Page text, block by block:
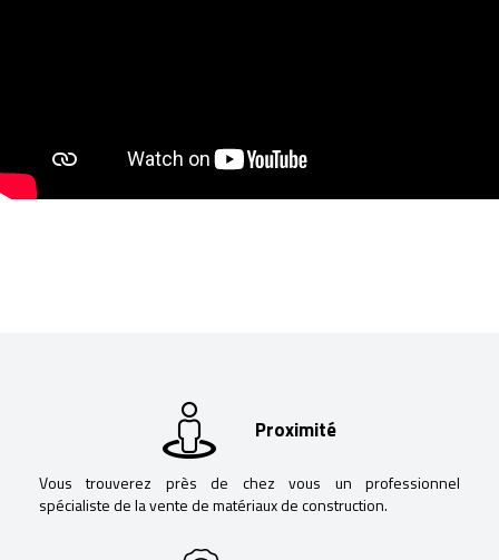
Proximité
Vous trouverez près de chez vous un professionnel
spécialiste de la vente de matériaux de construction.